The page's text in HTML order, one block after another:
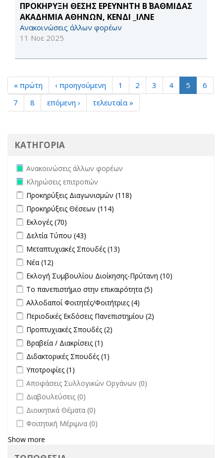
ΠΡΟΚΗΡΥΞΗ ΘΕΣΗΣ ΕΡΕΥΝΗΤΗ Β΄ ΒΑΘΜΙΔΑΣ
ΑΚΑΔΗΜΙΑ ΑΘΗΝΩΝ, ΚΕΝΔΙ _ΙΛΝΕ
Ανακοινώσεις άλλων φορέων
11 Νοε 2025
« πρώτη ‹ προηγούμενη 1 2 3 4 5
6
7
8 επόμενη › τελευταία »
ΚΑΤΗΓΟΡΙΑ
Remove Ανακοινώσεις άλλων φορέων filter
Ανακοινώσεις άλλων φορέων
Remove Κληρώσεις επιτροπών filter
Κληρώσεις επιτροπών
Apply Προκηρύξεις Διαγωνισμών filter
Προκηρύξεις Διαγωνισμών (118)
Apply Προκηρύξεις Θέσεων filter
Προκηρύξεις Θέσεων (114)
Apply Εκλογές filter
Εκλογές (70)
Apply Δελτία Τύπου filter
Δελτία Τύπου (43)
Apply Μεταπτυχιακές Σπουδές filter
Μεταπτυχιακές Σπουδές (13)
Apply Νέα filter
Νέα (12)
Apply Εκλογή Συμβουλίου Διοίκησης-Πρύτανη filter
Εκλογή Συμβουλίου Διοίκησης-Πρύτανη (10)
Apply Το πανεπιστήμιο στην επικαιρότητα filter
Το πανεπιστήμιο στην επικαιρότητα (5)
Apply Αλλοδαποί Φοιτητές/Φοιτήτριες filter
Αλλοδαποί Φοιτητές/Φοιτήτριες (4)
filter
Apply Περιοδικές Εκδόσεις Πανεπιστημίου filter
Περιοδικές Εκδόσεις Πανεπιστημίου (2)
Apply Προπτυχιακές Σπουδές filter
Προπτυχιακές Σπουδές (2)
Apply Βραβεία / Διακρίσεις filter
Βραβεία / Διακρίσεις (1)
Apply Διδακτορικές Σπουδές filter
Διδακτορικές Σπουδές (1)
Apply Υποτροφίες filter
Υποτροφίες (1)
undefined
Αποφάσεις Συλλογικών Οργάνων (0)
undefined
Διαβουλεύσεις (0)
undefined
Διοικητικά Θέματα (0)
undefined
Φοιτητική Μέριμνα (0)
Show more